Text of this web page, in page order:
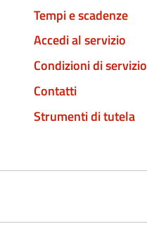
Tempi e scadenze
Accedi al servizio
Condizioni di servizio
Contatti
Strumenti di tutela